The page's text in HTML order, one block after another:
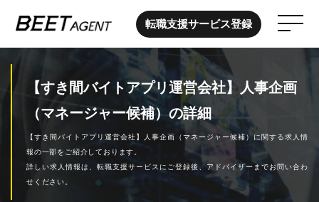
転職支援サービス登録
【すき間バイトアプリ運営会社】人事企画
（マネージャー候補）の詳細
【すき間バイトアプリ運営会社】人事企画（マネージャー候補）に関する求人情
報の一部をご紹介しております。
詳しい求人情報は、転職支援サービスにご登録後、アドバイザーまでお問い合わ
せください。